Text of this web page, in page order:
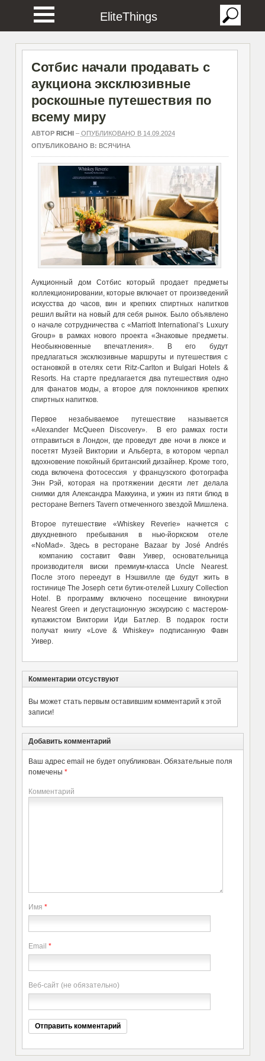
EliteThings
Сотбис начали продавать с
аукциона эксклюзивные
роскошные путешествия по
всему миру
АВТОР RICHI– ОПУБЛИКОВАНО В 14.09.2024
ОПУБЛИКОВАНО В: ВСЯЧИНА
Аукционный дом Сотбис который продает предметы
коллекционировании, которые включает от произведений
искусства до часов, вин и крепких спиртных напитков
решил выйти на новый для себя рынок. Было объявлено
о начале сотрудничества с «Marriott International’s Luxury
Group» в рамках нового проекта «Знаковые предметы.
Необыкновенные впечатления». В его будут
предлагаться эксклюзивные маршруты и путешествия с
остановкой в отелях сети Ritz-Carlton и Bulgari Hotels &
Resorts. На старте предлагается два путешествия одно
для фанатов моды, а второе для поклонников крепких
спиртных напитков.
Первое незабываемое путешествие называется
«Alexander McQueen Discovery». В его рамках гости
отправиться в Лондон, где проведут две ночи в люксе и
посетят Музей Виктории и Альберта, в котором черпал
вдохновение покойный британский дизайнер. Кроме того,
сюда включена фотосессия у французского фотографа
Энн Рэй, которая на протяжении десяти лет делала
снимки для Александра Маккуина, и ужин из пяти блюд в
ресторане Berners Tavern отмеченного звездой Мишлена.
Второе путешествие «Whiskey Reverie» начнется с
двухдневного пребывания в нью-йоркском отеле
«NoMad». Здесь в ресторане Bazaar by José Andrés
компанию составит Фавн Уивер, основательница
производителя виски премиум-класса Uncle Nearest.
После этого переедут в Нэшвилле где будут жить в
гостинице The Joseph сети бутик-отелей Luxury Collection
Hotel. В программу включено посещение винокурни
Nearest Green и дегустационную экскурсию с мастером-
купажистом Виктории Иди Батлер. В подарок гости
получат книгу «Love & Whiskey» подписанную Фавн
Уивер.
Комментарии отсуствуют
Вы может стать первым оставившим комментарий к этой
записи!
Добавить комментарий
Ваш адрес email не будет опубликован. Обязательные поля
помечены *
Комментарий
Имя *
Email *
Веб-сайт (не обязательно)